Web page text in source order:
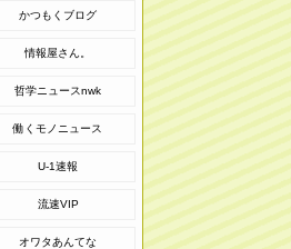
かつもくブログ
情報屋さん。
哲学ニュースnwk
働くモノニュース
U-1速報
流速VIP
オワタあんてな